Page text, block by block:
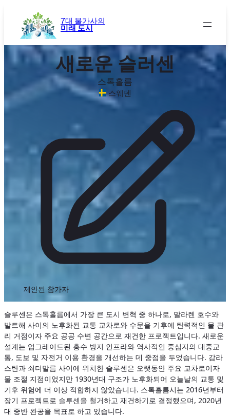
7대 불가사의
미래 도시
새로운 슬러센
스톡홀름
스웨덴
제안된 참가자
슬루센은 스톡홀름에서 가장 큰 도시 변혁 중 하나로, 말라렌 호수와
발트해 사이의 노후화된 교통 교차로와 수문을 기후에 탄력적인 물 관
리 거점이자 주요 공공 수변 공간으로 재건한 프로젝트입니다. 새로운
설계는 업그레이드된 홍수 방지 인프라와 역사적인 중심지의 대중교
통, 도보 및 자전거 이용 환경을 개선하는 데 중점을 두었습니다. 감라
스탄과 쇠더말름 사이에 위치한 슬루센은 오랫동안 주요 교차로이자
물 조절 지점이었지만 1930년대 구조가 노후화되어 오늘날의 교통 및
기후 위험에 더 이상 적합하지 않았습니다. 스톡홀름시는 2016년부터
장기 프로젝트로 슬루센을 철거하고 재건하기로 결정했으며, 2020년
대 중반 완공을 목표로 하고 있습니다.